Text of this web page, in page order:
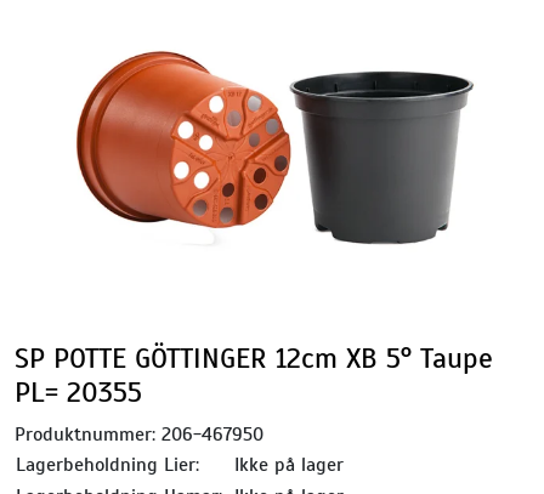
SP POTTE GÖTTINGER 12cm XB 5° Taupe
PL= 20355
Produktnummer: 206-467950
Lagerbeholdning Lier:
Ikke på lager
Plantevern og nyttedyr
Blomster, potter og brett
Driftsmidler